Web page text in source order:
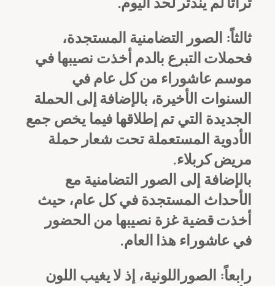
ثالثاً: الصور التضامنية المستجدة،
فحملات التبرع بالدم أخذت نصيبها في
موسم عاشوراء من كل عام في
السنوات الأخيرة، بالإضافة إلى الحملة
الجديدة التي تم إطلاقها فيما يخص جمع
الأدوية المستعملة تحت شعار حملة
مريض كربلاء.
بالإضافة إلى الصور التضامنية مع
الأحداث المستجدة في كل عام، حيث
أخذت قضية غزة نصيبها من الحضور
في عاشوراء هذا العام.
رابعاً: الصوراللونية، إذ لا يغيب اللون